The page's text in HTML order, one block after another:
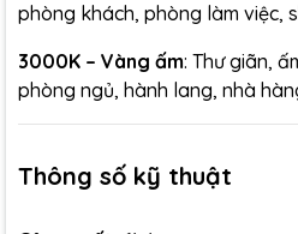
phòng khách, phòng làm việc,
3000K – Vàng ấm: Thư giãn,
phòng ngủ, hành lang, nhà
Thông số kỹ thuật